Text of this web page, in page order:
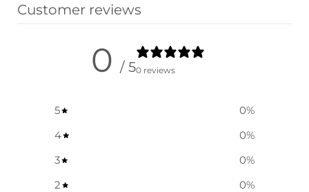
Customer reviews
0 / 50 reviews
5 0%
4
0%
3
0%
2
0%